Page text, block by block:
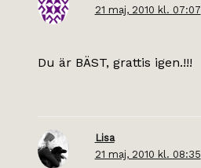
21 maj, 2010 kl. 07:07
Du är BÄST, grattis igen.!!!
Lisa
21 maj, 2010 kl. 08:35